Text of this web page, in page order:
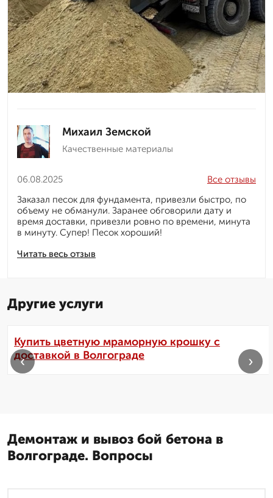
Михаил Земской
Качественные материалы
06.08.2025
Читать весь отзыв
Все отзывы
Заказал песок для фундамента, привезли быстро, по
объему не обманули. Заранее обговорили дату и
время доставки, привезли ровно по времени, минута
в минуту. Супер! Песок хороший!
Другие услуги
Купить цветную мраморную крошку с
доставкой в Волгограде
‹ ›
Демонтаж и вывоз бой бетона в
Волгограде. Вопросы